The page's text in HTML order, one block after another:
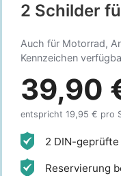
2 Schilder
Auch für Motorrad,
Kennzeichen
39,90
entspricht 19,95 € pro
2 DIN-
Reservierung